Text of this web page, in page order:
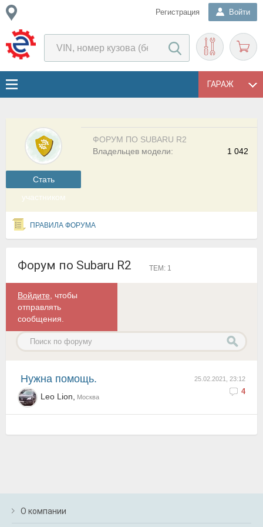
Регистрация Войти
ГАРАЖ
Cтать
участником
ФОРУМ ПО SUBARU R2
1 042
Владельцев модели:
ПРАВИЛА ФОРУМА
Форум по Subaru R2 ТЕМ: 1
Войдите , чтобы
отправлять
сообщения.
25.02.2021, 23:12
4
Нужна помощь.
Leo Lion, Москва
О компании